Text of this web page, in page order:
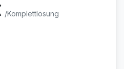
/Komplettlösung